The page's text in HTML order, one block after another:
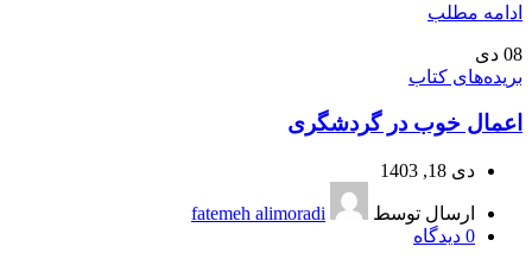
ادامه مطلب
08 دی
بریده‌های کتاب
اعمال خوب در گردشگری
دی 18, 1403
ارسال توسط
fatemeh alimoradi
0 دیدگاه